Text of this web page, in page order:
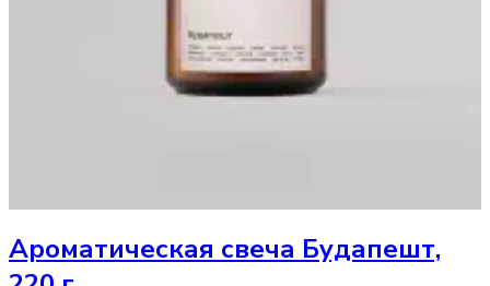
Ароматическая свеча Будапешт,